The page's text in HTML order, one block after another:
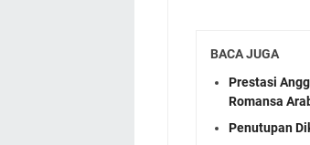
BACA JUGA
Prestasi
Romansa
Penutupan